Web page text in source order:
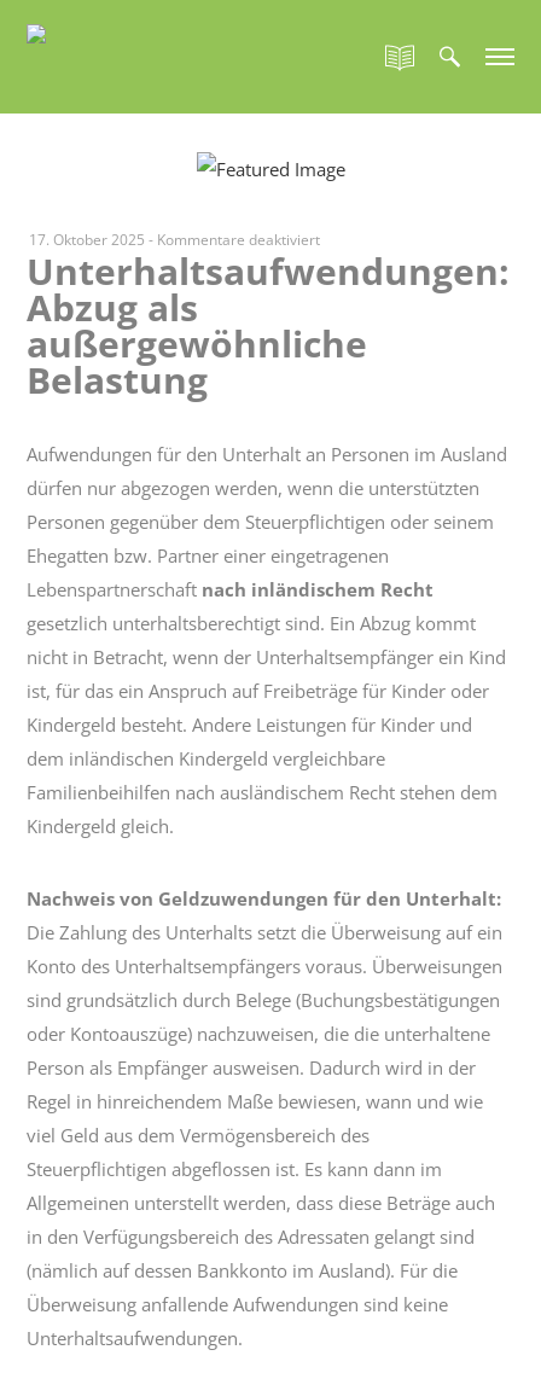
17. Oktober 2025 - Kommentare deaktiviertfür
Unterhaltsaufwendungen:
außergewöhnliche
Unterhaltsaufwendungen:
Abzug als
außergewöhnliche
Belastung
Aufwendungen für den Unterhalt an Personen im Ausland
dürfen nur abgezogen werden, wenn die unterstützten
Personen gegenüber dem Steuerpflichtigen oder seinem
Ehegatten bzw. Partner einer eingetragenen
Lebenspartnerschaft nach inländischem Recht
gesetzlich unterhaltsberechtigt sind. Ein Abzug kommt
nicht in Betracht, wenn der Unterhaltsempfänger ein Kind
ist, für das ein Anspruch auf Freibeträge für Kinder oder
Kindergeld besteht. Andere Leistungen für Kinder und
dem inländischen Kindergeld vergleichbare
Familienbeihilfen nach ausländischem Recht stehen dem
Kindergeld gleich.
Nachweis von Geldzuwendungen für den Unterhalt:
Die Zahlung des Unterhalts setzt die Überweisung auf ein
Konto des Unterhaltsempfängers voraus. Überweisungen
sind grundsätzlich durch Belege (Buchungsbestätigungen
oder Kontoauszüge) nachzuweisen, die die unterhaltene
Person als Empfänger ausweisen. Dadurch wird in der
Regel in hinreichendem Maße bewiesen, wann und wie
viel Geld aus dem Vermögensbereich des
Steuerpflichtigen abgeflossen ist. Es kann dann im
Allgemeinen unterstellt werden, dass diese Beträge auch
in den Verfügungsbereich des Adressaten gelangt sind
(nämlich auf dessen Bankkonto im Ausland). Für die
Überweisung anfallende Aufwendungen sind keine
Unterhaltsaufwendungen.